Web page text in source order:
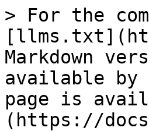
> For the
Markdown
available by
page is
(https://